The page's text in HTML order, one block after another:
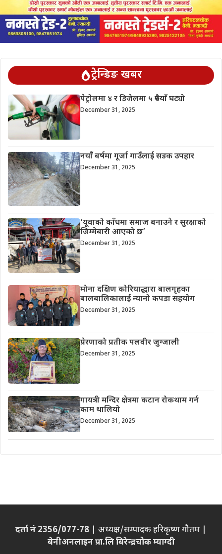
ट्रेन्डिङ खबर
पेट्रोलमा ४ र डिजेलमा ५ रुपैयाँ घट्यो
December 31, 2025
नयाँँ बर्षमा गूर्जा गाउँलाई सडक उपहार
December 31, 2025
‘यूवाको काँधमा समाज बनाउने र सुरक्षाको
जिम्मेबारी आएको छ’
December 31, 2025
मोना दक्षिण कोरियाद्धारा बालगृहका
बालबालिकालाई न्यानो कपडा सहयोग
December 31, 2025
प्रेरणाको प्रतीक पलवीर जुग्जाली
December 31, 2025
गायत्री मन्दिर क्षेत्रमा कटान रोकथाम गर्न
काम थालियो
December 31, 2025
दर्ता नं 2356/077-78 | अध्यक्ष/सम्पादक हरिकृष्ण गौतम |
बेनीअनलाइन प्रा.लि बिरेन्द्रचोक म्याग्दी